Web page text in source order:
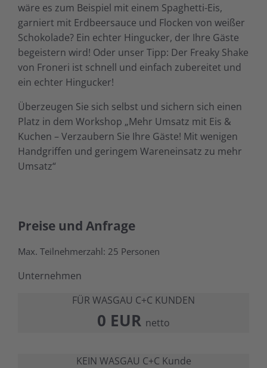
wäre es zum Beispiel mit einem Spaghetti-Eis,
garniert mit Erdbeersauce und Flocken von weißer
Schokolade? Ein echter Hingucker, der Ihre Gäste
begeistern wird! Oder unser Tipp: Der Freaky Shake
von Froneri ist schnell und einfach zubereitet und
ein echter Hingucker!
Überzeugen Sie sich selbst und sichern sich einen
Platz in dem Workshop „Mehr Umsatz mit Eis &
Kuchen – Verzaubern Sie Ihre Gäste! Mit wenigen
Handgriffen und geringem Wareneinsatz zu mehr
Umsatz“
Preise und Anfrage
Max. Teilnehmerzahl: 25 Personen
Unternehmen
FÜR WASGAU C+C KUNDEN
0 EUR netto
KEIN WASGAU C+C Kunde